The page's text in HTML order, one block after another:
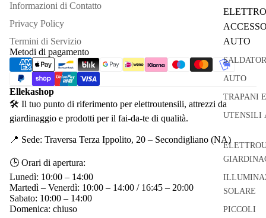
AUTO
AUTO
TRAPANI
UTENSILI
SOLARE
PICCOLI
Informazioni di Contatto
Privacy Policy
Termini di Servizio
Metodi di pagamento
Ellekashop
🛠 Il tuo punto di riferimento per elettroutensili, attrezzi da
giardinaggio e prodotti per il fai-da-te di qualità.
📍 Sede: Traversa Terza Ippolito, 20 – Secondigliano (NA)
🕒 Orari di apertura:
Lunedì: 10:00 – 14:00
Martedì – Venerdì: 10:00 – 14:00 / 16:45 – 20:00
Sabato: 10:00 – 14:00
Domenica: chiuso